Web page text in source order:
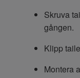
Skruva
gången.
Klipp
Montera